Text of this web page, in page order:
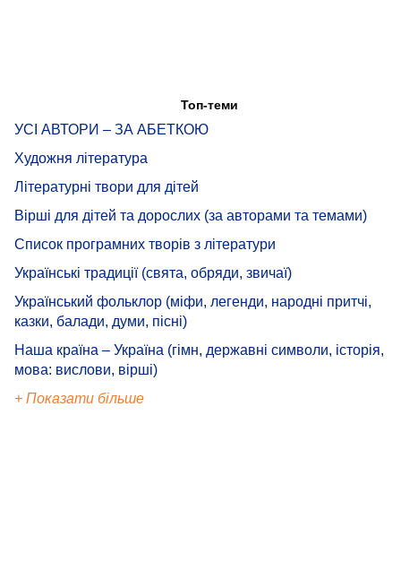
Топ-теми
УСІ АВТОРИ – ЗА АБЕТКОЮ
Художня література
Літературні твори для дітей
Вірші для дітей та дорослих (за авторами та темами)
Список програмних творів з літератури
Українські традиції (свята, обряди, звичаї)
Український фольклор (міфи, легенди, народні притчі,
казки, балади, думи, пісні)
Наша країна – Україна (гімн, державні символи, історія,
мова: вислови, вірші)
+ Показати більше